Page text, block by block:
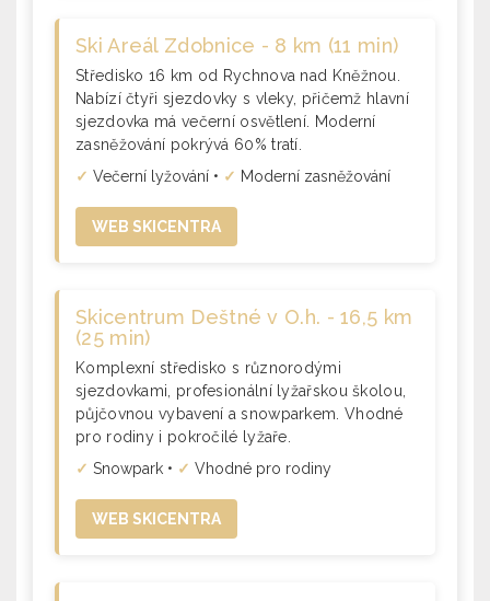
Ski Areál Zdobnice - 8 km (11 min)
Středisko 16 km od Rychnova nad Kněžnou.
Nabízí čtyři sjezdovky s vleky, přičemž hlavní
sjezdovka má večerní osvětlení. Moderní
zasněžování pokrývá 60% tratí.
✓ Večerní lyžování • ✓ Moderní zasněžování
WEB SKICENTRA
Skicentrum Deštné v O.h. - 16,5 km
(25 min)
Komplexní středisko s různorodými
sjezdovkami, profesionální lyžařskou školou,
půjčovnou vybavení a snowparkem. Vhodné
pro rodiny i pokročilé lyžaře.
✓ Snowpark • ✓ Vhodné pro rodiny
WEB SKICENTRA